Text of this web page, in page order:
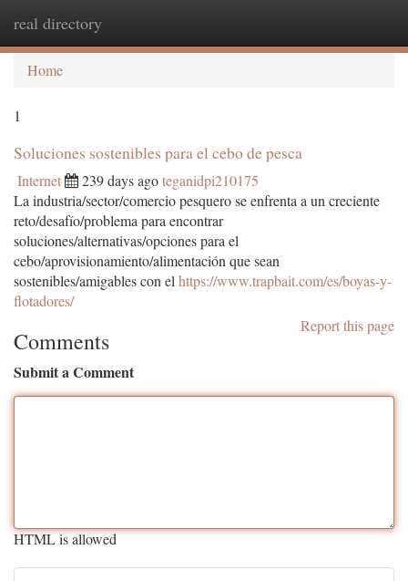
real directory
Home
1
Soluciones sostenibles para el cebo de pesca
Internet 239 days agoteganidpi210175
La industria/sector/comercio pesquero se enfrenta a un creciente
reto/desafío/problema para encontrar
soluciones/alternativas/opciones para el
cebo/aprovisionamiento/alimentación que sean
sostenibles/amigables con el https://www.trapbait.com/es/boyas-y-
flotadores/
Report this page
Comments
Submit a Comment
HTML is allowed